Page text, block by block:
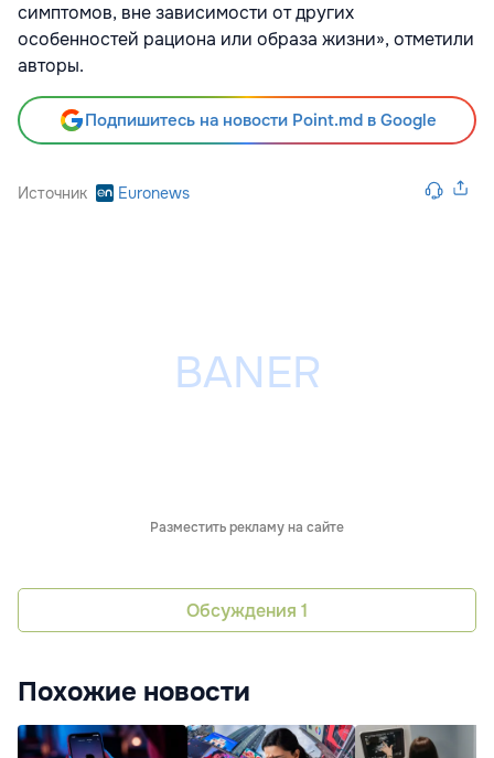
симптомов, вне зависимости от других
особенностей рациона или образа жизни», отметили
авторы.
Подпишитесь на новости Point.md в Google
Источник Euronews
Разместить рекламу на сайте
Обсуждения 1
Похожие новости